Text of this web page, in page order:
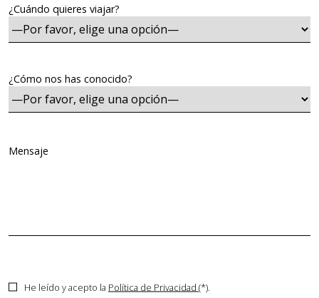
¿Cuándo quieres viajar?
¿Cómo nos has conocido?
Mensaje
He leído y acepto la Política de Privacidad (*).